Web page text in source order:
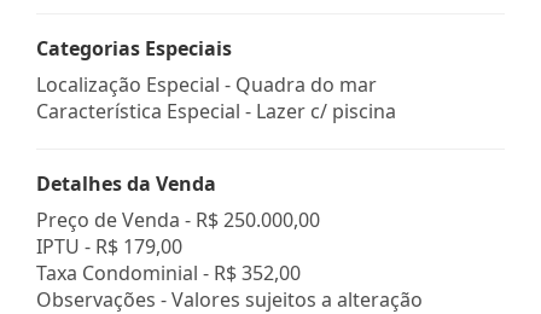
Categorias Especiais
Localização Especial - Quadra do mar
Característica Especial - Lazer c/ piscina
Detalhes da Venda
Preço de Venda - R$ 250.000,00
IPTU - R$ 179,00
Taxa Condominial - R$ 352,00
Observações - Valores sujeitos a alteração